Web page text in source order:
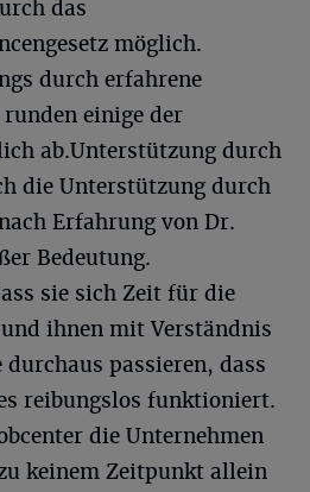
das
möglich.
durch erfahrene
einige der
ab.Unterstützung durch
die Unterstützung durch
Erfahrung von Dr.
Bedeutung.
sie sich Zeit für die
ihnen mit Verständnis
durchaus passieren, dass
reibungslos funktioniert.
die Unternehmen
keinem Zeitpunkt allein